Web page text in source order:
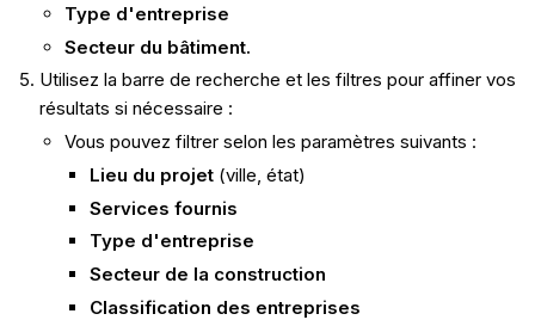
Type d'entreprise
Secteur du bâtiment.
Utilisez la barre de recherche et les filtres pour affiner vos
résultats si nécessaire :
Vous pouvez filtrer selon les paramètres suivants :
Lieu du projet (ville, état)
Services fournis
Type d'entreprise
Secteur de la construction
Classification des entreprises